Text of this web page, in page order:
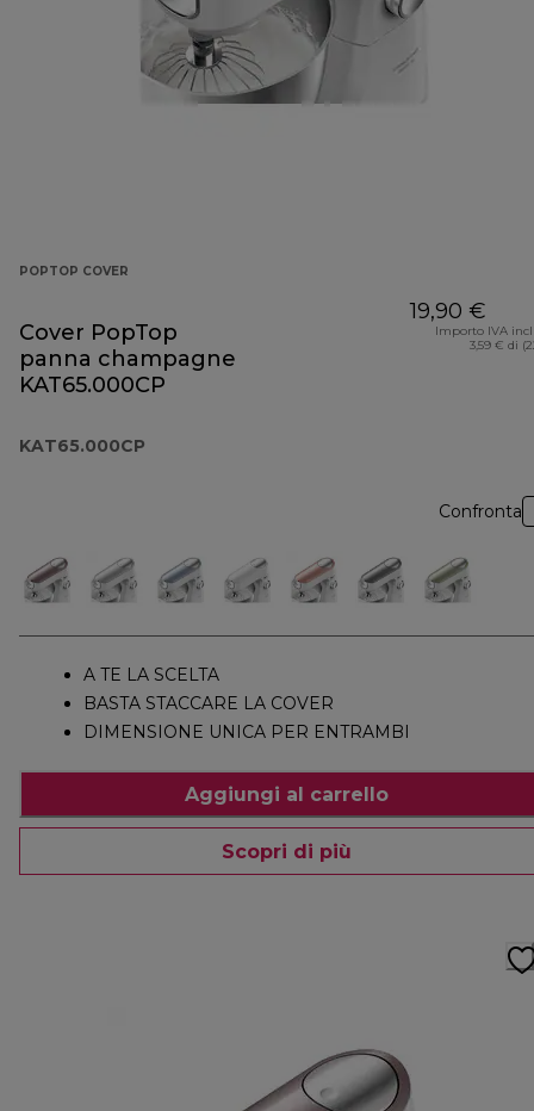
POPTOP COVER
Cover PopTop
panna champagne
KAT65.000CP
KAT65.000CP
19,90 €
Importo IVA
3,59 € di
Confronta
A TE LA SCELTA
BASTA STACCARE LA COVER
DIMENSIONE UNICA PER ENTRAMBI
Aggiungi al carrello
Scopri di più